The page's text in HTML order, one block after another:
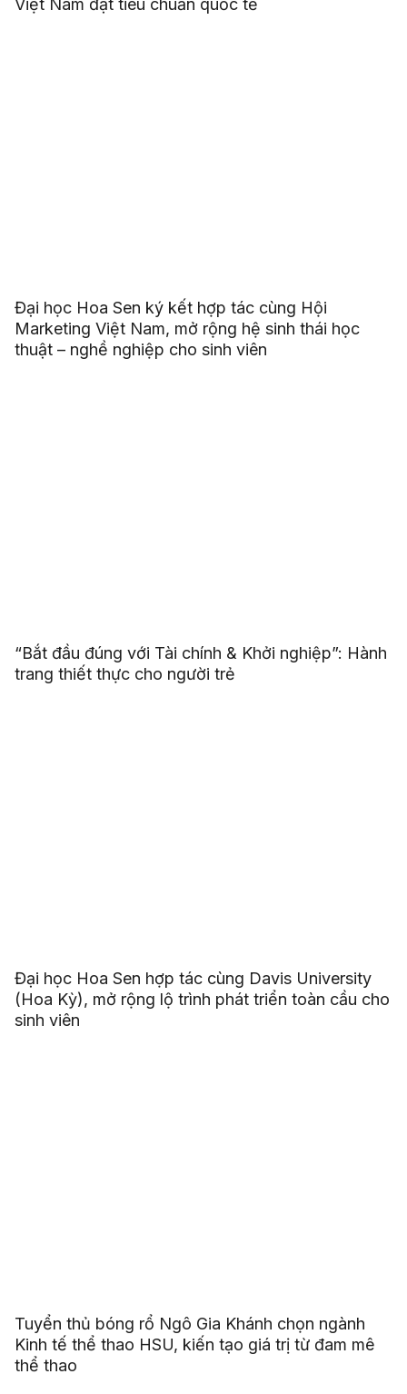
Việt Nam đạt tiêu chuẩn quốc tế
Đại học Hoa Sen ký kết hợp tác cùng Hội
Marketing Việt Nam, mở rộng hệ sinh thái học
thuật – nghề nghiệp cho sinh viên
“Bắt đầu đúng với Tài chính & Khởi nghiệp”: Hành
trang thiết thực cho người trẻ
Đại học Hoa Sen hợp tác cùng Davis University
(Hoa Kỳ), mở rộng lộ trình phát triển toàn cầu cho
sinh viên
Tuyển thủ bóng rổ Ngô Gia Khánh chọn ngành
Kinh tế thể thao HSU, kiến tạo giá trị từ đam mê
thể thao